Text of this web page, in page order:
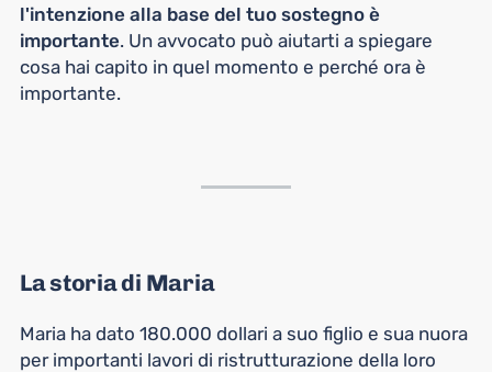
l'intenzione alla base del tuo sostegno è
importante. Un avvocato può aiutarti a spiegare
cosa hai capito in quel momento e perché ora è
importante.
La storia di Maria
Maria ha dato 180.000 dollari a suo figlio e sua nuora
per importanti lavori di ristrutturazione della loro